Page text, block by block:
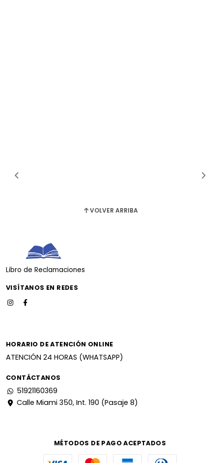
VOLVER ARRIBA
Libro de Reclamaciones
VISÍTANOS EN REDES
HORARIO DE ATENCIÓN ONLINE
ATENCIÓN 24 HORAS (WHATSAPP)
CONTÁCTANOS
51921160369
Calle Miami 350, Int. 190 (Pasaje 8)
MÉTODOS DE PAGO ACEPTADOS